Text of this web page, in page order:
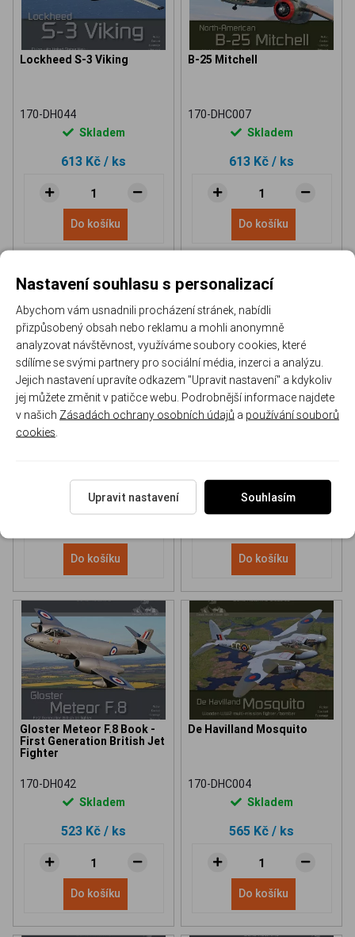
Lockheed S-3 Viking
170-DH044
Skladem
613 Kč / ks
Do košíku
B-25 Mitchell
170-DHC007
Skladem
613 Kč / ks
Do košíku
NH 90 helicopter Book
613 Kč/ ks
Do košíku
P-51D Mustang Book
565 Kč/ ks
Do košíku
Gloster Meteor F.8 Book -
First Generation British Jet
Fighter
170-DH042
Skladem
523 Kč / ks
Do košíku
De Havilland Mosquito
170-DHC004
Skladem
565 Kč / ks
Do košíku
Nastavení souhlasu s personalizací
Abychom vám usnadnili procházení stránek, nabídli
přizpůsobený obsah nebo reklamu a mohli anonymně
analyzovat návštěvnost, využíváme soubory cookies, které
sdílíme se svými partnery pro sociální média, inzerci a analýzu.
Jejich nastavení upravíte odkazem "Upravit nastavení" a kdykoliv
jej můžete změnit v patičce webu. Podrobnější informace najdete
v našich Zásadách ochrany osobních údajů a používání souborů
cookies
Upravit nastavení Souhlasím